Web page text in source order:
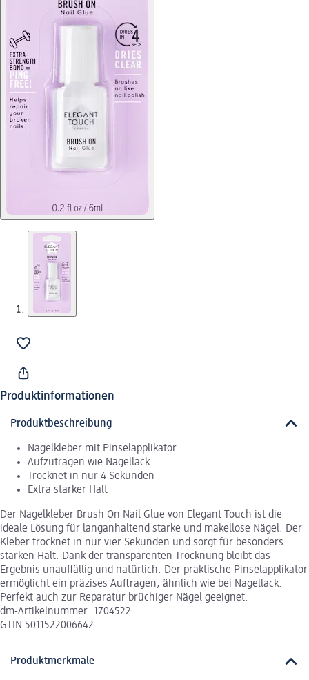
Produktinformationen
Produktbeschreibung
Nagelkleber mit Pinselapplikator
Aufzutragen wie Nagellack
Trocknet in nur 4 Sekunden
Extra starker Halt
Der Nagelkleber Brush On Nail Glue von Elegant Touch ist die
ideale Lösung für langanhaltend starke und makellose Nägel. Der
Kleber trocknet in nur vier Sekunden und sorgt für besonders
starken Halt. Dank der transparenten Trocknung bleibt das
Ergebnis unauffällig und natürlich. Der praktische Pinselapplikator
ermöglicht ein präzises Auftragen, ähnlich wie bei Nagellack.
Perfekt auch zur Reparatur brüchiger Nägel geeignet.
dm-Artikelnummer: 1704522
GTIN 5011522006642
Produktmerkmale